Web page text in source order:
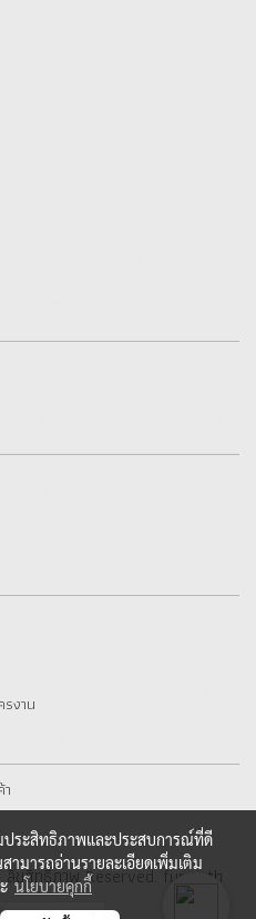
งาน
ขสิทธิ์ภาพ Reserved. fur.co.th
ประสิทธิภาพและประสบการณ์ที่ดี
ามารถอ่านรายละเอียดเพิ่มเติม
นโยบายคุกกี้